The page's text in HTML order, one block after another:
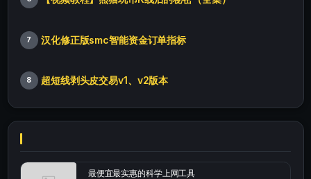
7 汉化修正版smc智能资金订单指标
8 超短线剥头皮交易v1、v2版本
最便宜最实惠的科学上网工具